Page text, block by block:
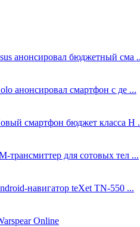
анонсировал бюджетный сма
анонсировал смартфон с де ...
смартфон бюджет класса H
трансмиттер для сотовых тел ...
навигатор teXet TN-550 ...
Online